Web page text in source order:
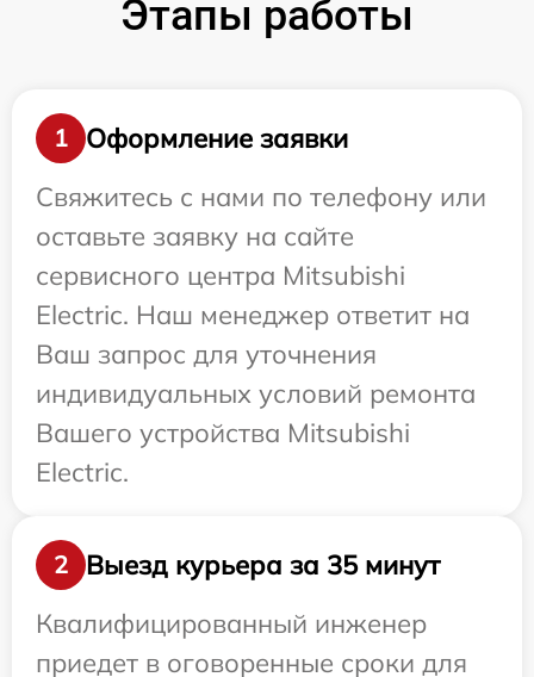
Этапы работы
1
Оформление заявки
Свяжитесь с нами по телефону или
оставьте заявку на сайте
сервисного центра Mitsubishi
Electric. Наш менеджер ответит на
Ваш запрос для уточнения
индивидуальных условий ремонта
Вашего устройства Mitsubishi
Electric.
2
Выезд курьера за 35 минут
Квалифицированный инженер
приедет в оговоренные сроки для